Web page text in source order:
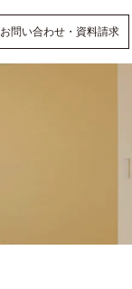
お問い合わせ・資料請求